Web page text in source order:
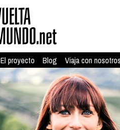
El proyecto Blog Viaja con nosotros